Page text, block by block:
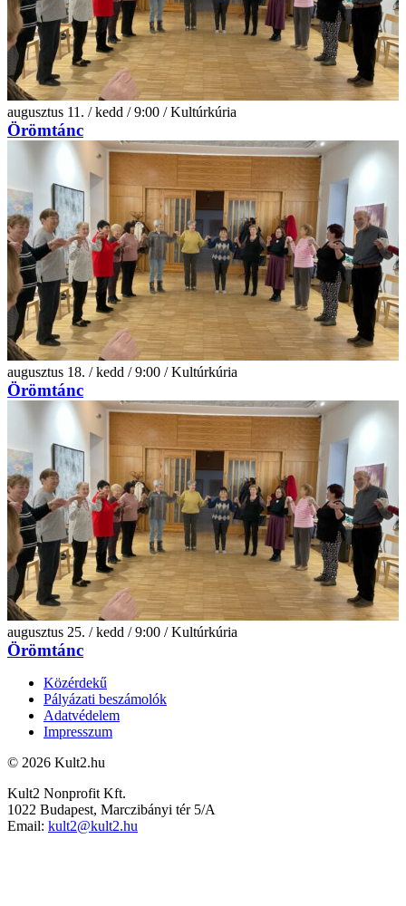
augusztus 11. / kedd / 9:00 / Kultúrkúria
Örömtánc
augusztus 18. / kedd / 9:00 / Kultúrkúria
Örömtánc
augusztus 25. / kedd / 9:00 / Kultúrkúria
Örömtánc
Közérdekű
Pályázati beszámolók
Adatvédelem
Impresszum
© 2026 Kult2.hu
Kult2 Nonprofit Kft.
1022 Budapest, Marczibányi tér 5/A
Email: kult2@kult2.hu